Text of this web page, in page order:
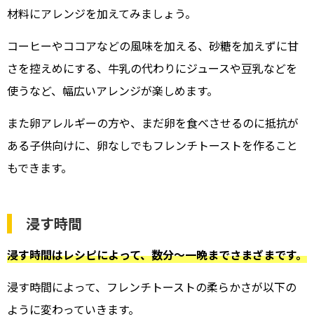
材料にアレンジを加えてみましょう。
コーヒーやココアなどの風味を加える、砂糖を加えずに甘
さを控えめにする、牛乳の代わりにジュースや豆乳などを
使うなど、幅広いアレンジが楽しめます。
また卵アレルギーの方や、まだ卵を食べさせるのに抵抗が
ある子供向けに、卵なしでもフレンチトーストを作ること
もできます。
浸す時間
浸す時間はレシピによって、数分〜一晩までさまざまです。
浸す時間によって、フレンチトーストの柔らかさが以下の
ように変わっていきます。